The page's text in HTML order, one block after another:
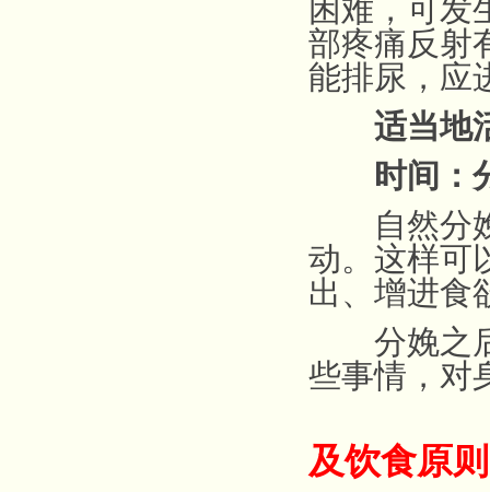
困难，可发
部疼痛反射
能排尿，应
适当地
时间：分
自然分娩
动。这样可
出、增进食
分娩之后
些事情，对
及饮食原则